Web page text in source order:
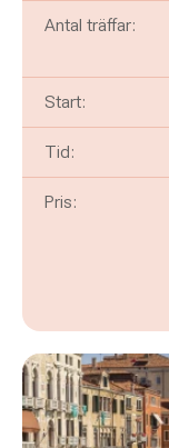
Antal träffar:
Start:
Tid:
Pris: